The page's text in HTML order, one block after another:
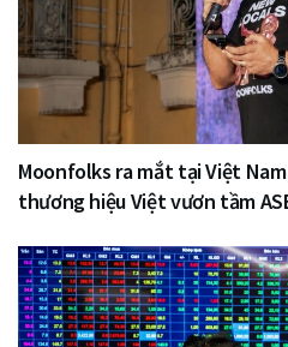
Moonfolks ra mắt tại Việt
thương hiệu Việt vươn tầm